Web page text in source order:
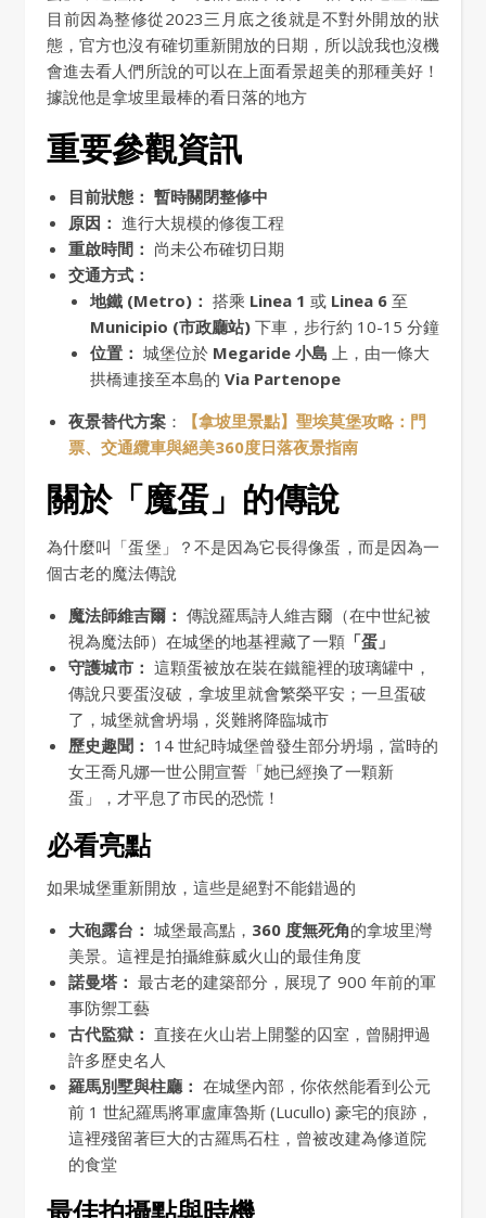
目前因為整修從2023三月底之後就是不對外開放的狀
態，官方也沒有確切重新開放的日期，所以說我也沒機
會進去看人們所說的可以在上面看景超美的那種美好！
據說他是拿坡里最棒的看日落的地方
重要參觀資訊
目前狀態： 暫時關閉整修中
原因： 進行大規模的修復工程
重啟時間： 尚未公布確切日期
交通方式：
地鐵 (Metro)： 搭乘 Linea 1 或 Linea 6 至
Municipio (市政廳站) 下車，步行約 10-15 分鐘
位置： 城堡位於 Megaride 小島 上，由一條大
拱橋連接至本島的 Via Partenope
夜景替代方案 ：
【拿坡里景點】聖埃莫堡攻略：門
票、交通纜車與絕美360度日落夜景指南
關於「魔蛋」的傳說
為什麼叫「蛋堡」？不是因為它長得像蛋，而是因為一
個古老的魔法傳說
魔法師維吉爾： 傳說羅馬詩人維吉爾（在中世紀被
視為魔法師）在城堡的地基裡藏了一顆 「蛋」
守護城市： 這顆蛋被放在裝在鐵籠裡的玻璃罐中，
傳說只要蛋沒破，拿坡里就會繁榮平安；一旦蛋破
了，城堡就會坍塌，災難將降臨城市
歷史趣聞： 14 世紀時城堡曾發生部分坍塌，當時的
女王喬凡娜一世公開宣誓「她已經換了一顆新
蛋」，才平息了市民的恐慌！
必看亮點
如果城堡重新開放，這些是絕對不能錯過的
大砲露台： 城堡最高點， 360 度無死角的拿坡里灣
美景。這裡是拍攝維蘇威火山的最佳角度
諾曼塔： 最古老的建築部分，展現了 900 年前的軍
事防禦工藝
古代監獄： 直接在火山岩上開鑿的囚室，曾關押過
許多歷史名人
羅馬別墅與柱廳： 在城堡內部，你依然能看到公元
前 1 世紀羅馬將軍盧庫魯斯 (Lucullo) 豪宅的痕跡，
這裡殘留著巨大的古羅馬石柱，曾被改建為修道院
的食堂
最佳拍攝點與時機